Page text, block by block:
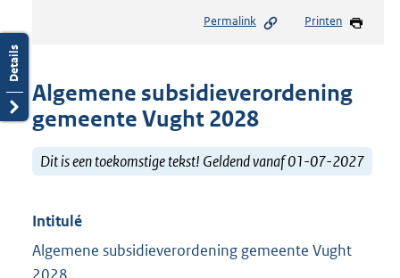
Permalink Printen
Algemene subsidieverordening
gemeente Vught 2028
Dit is een toekomstige tekst! Geldend vanaf 01-07-2027
Intitulé
Algemene subsidieverordening gemeente Vught